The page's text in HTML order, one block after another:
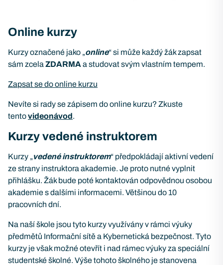
Online kurzy
Kurzy označené jako „online“ si může každý žák zapsat
sám zcela ZDARMA a studovat svým vlastním tempem.
Zapsat se do online kurzu
Nevíte si rady se zápisem do online kurzu? Zkuste
tentovideonávod.
Kurzy vedené instruktorem
Kurzy „vedené instruktorem“ předpokládají aktivní vedení
ze strany instruktora akademie. Je proto nutné vyplnit
přihlášku. Žák bude poté kontaktován odpovědnou osobou
akademie s dalšími informacemi. Většinou do 10
pracovních dní.
Na naší škole jsou tyto kurzy využívány v rámci výuky
předmětů Informační sítě a Kybernetická bezpečnost. Tyto
kurzy je však možné otevřít i nad rámec výuky za speciální
studentské školné. Výše tohoto školného je stanovena